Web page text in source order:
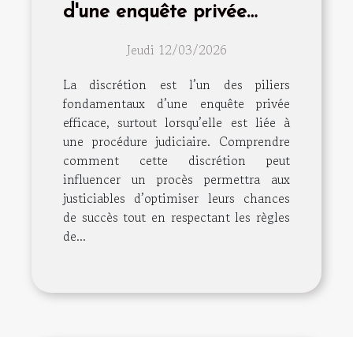
d'une enquête privée
procès ?Jeudi 12/03/2026
La discrétion est l’un des piliers
fondamentaux d’une enquête privée
efficace, surtout lorsqu’elle est liée à
une procédure judiciaire. Comprendre
comment cette discrétion peut
influencer un procès permettra aux
justiciables d’optimiser leurs chances
de succès tout en respectant les règles
de...